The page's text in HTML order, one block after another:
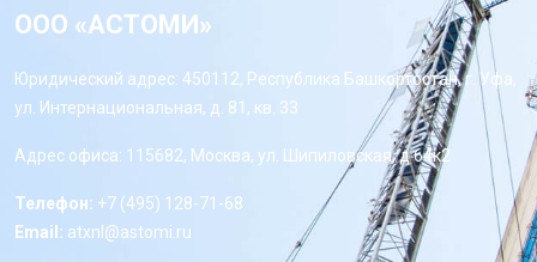
ООО «АСТОМИ»
Юридический адрес: 450112, Республика Башкортостан, г. Уфа,
ул. Интернациональная, д. 81, кв. 33
Адрес офиса: 115682, Москва, ул. Шипиловская, д 64к2
Телефон: +7 (495) 128-71-68
Email: atxnl@astomi.ru